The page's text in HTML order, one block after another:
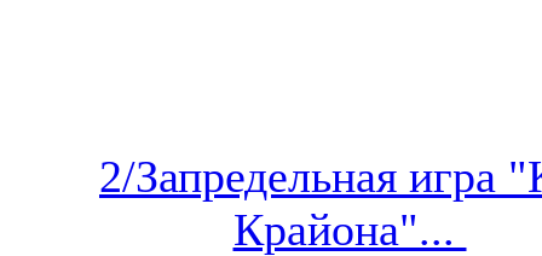
2/Запредельная игра
Крайона"...